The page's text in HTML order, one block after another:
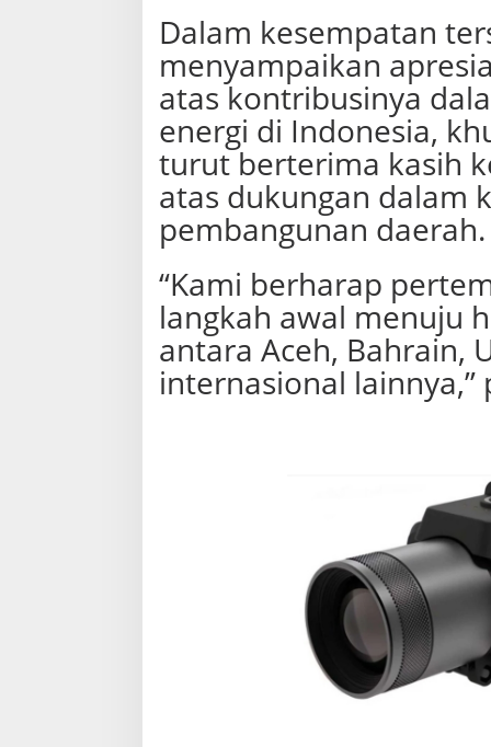
Dalam kesempatan
menyampaikan
atas kontribusinya
energi di Indonesia,
turut berterima kasih
atas dukungan dalam
pembangunan daerah.
“Kami berharap
langkah awal menuju
antara Aceh, Bahrain,
internasional lainnya,”